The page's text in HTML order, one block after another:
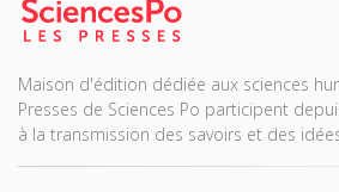
Maison d'édition dédiée aux sciences
Presses de Sciences Po participent
à la transmission des savoirs et des